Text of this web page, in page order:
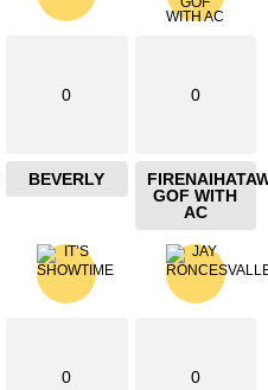
0
BEVERLY
0
GOF WITH
AC
0 0